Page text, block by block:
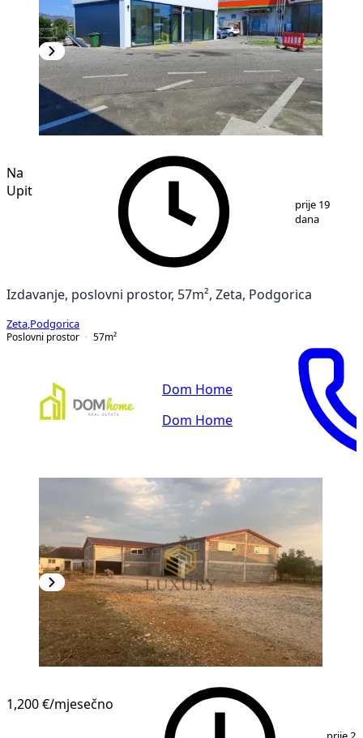
Na
Upit
prije 19
dana
Izdavanje, poslovni prostor, 57m², Zeta, Podgorica
Zeta Podgorica
Poslovni prostor
57m²
Dom Home
Dom Home
1,200 €/mjesečno
prije 22